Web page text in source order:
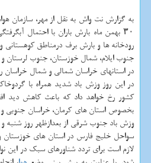
به گزارش نت واش به نقل از مهر، سازمان
۳۰ بهمن ماه بارش باران با احتمال
رودخانه ها و بارش برف درمناطق كوهستانی
جنوب ایلام، شمال خوزستان، جنوب لرستان
در استانهای خراسان شمالی و شمال
در این روز وزش باد شدید همراه با
كشور رخ خواهد داد كه باعث كاهش دید
بخصوص استان های كرمان، خراسان جنوبی
وزش باد جنوب شرقی از بعدازظهر روز
سواحل خلیج فارس در استان های خوزستان
لازم است برای تردد شناورهای سبك در این